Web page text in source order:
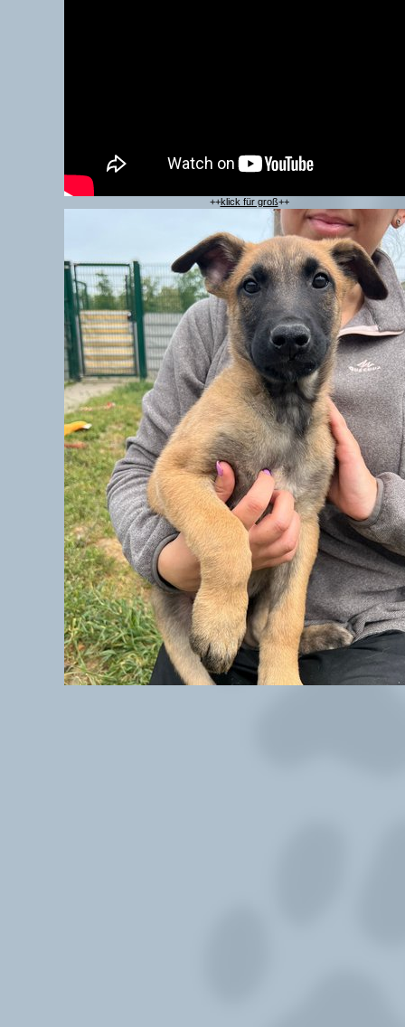
++klick für groß++